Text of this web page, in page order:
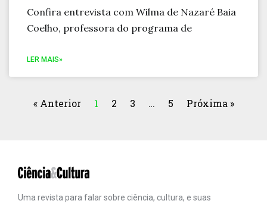
Confira entrevista com Wilma de Nazaré Baia
Coelho, professora do programa de
LER MAIS»
« Anterior 1 2 3 … 5 Próxima »
Uma revista para falar sobre ciência, cultura, e suas